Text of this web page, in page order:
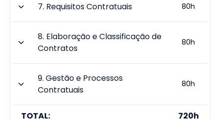
7. Requisitos Contratuais 80h
8. Elaboração e Classificação de
Contratos
80h
9.Gestão e Processos
Contratuais
80h
TOTAL: 720h